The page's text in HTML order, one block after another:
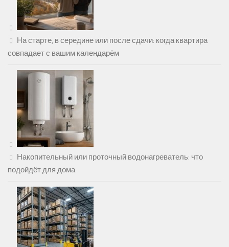
На старте, в середине или после сдачи: когда квартира
совпадает с вашим календарём
Накопительный или проточный водонагреватель: что
подойдёт для дома